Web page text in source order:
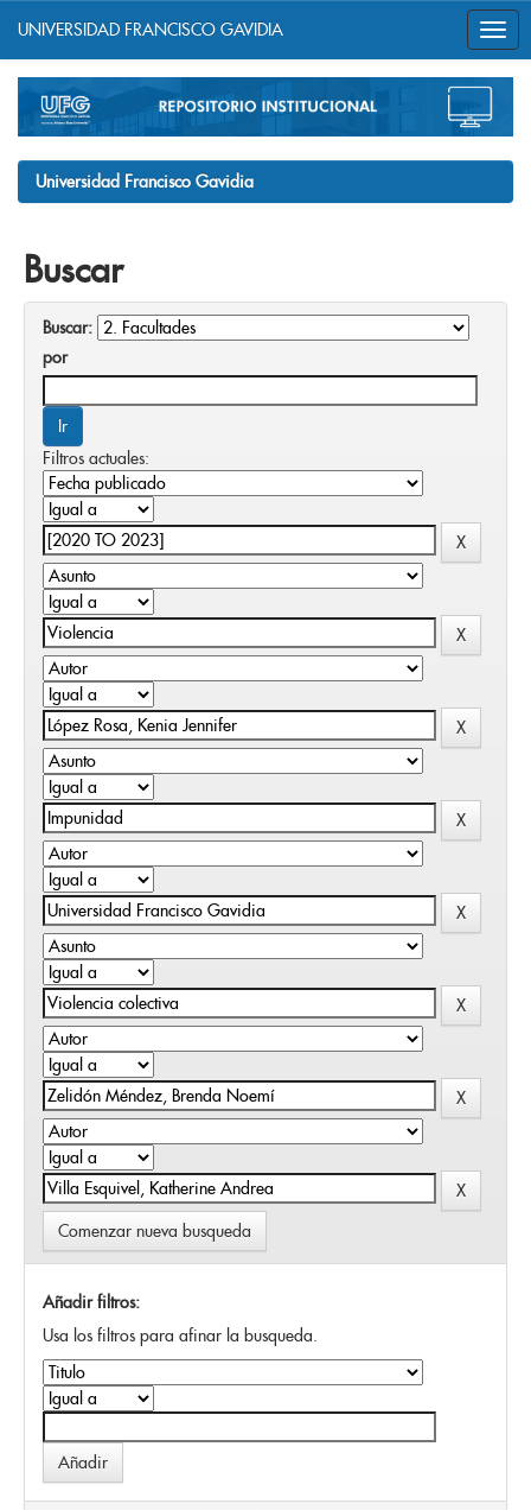
navigation
UNIVERSIDAD FRANCISCO GAVIDIA
Universidad Francisco Gavidia
Buscar
Buscar:
por
Filtros actuales:
Comenzar nueva busqueda
Añadir filtros:
Usa los filtros para afinar la busqueda.